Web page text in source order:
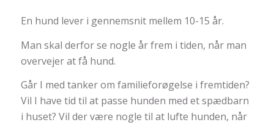
En hund lever i gennemsnit mellem 10-15 år.
Man skal derfor se nogle år frem i tiden, når man
overvejer at få hund.
Går I med tanker om familieforøgelse i fremtiden?
Vil I have tid til at passe hunden med et spædbarn
i huset? Vil der være nogle til at lufte hunden, når